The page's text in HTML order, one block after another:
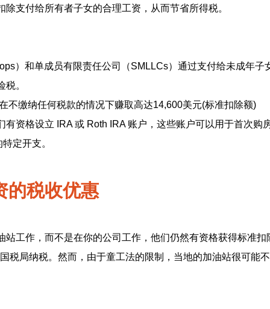
除支付给所有者子女的合理工资，从而节省所得税。
）和单成员有限责任公司（SMLLCs）通过支付给未成年子
。
不缴纳任何税款的情况下赚取高达14,600美元(标准扣除额)
有资格设立 IRA 或 Roth IRA 账户，这些账户可以用于首次购
定开支。
的税收优惠
站工作，而不是在你的公司工作，他们仍然有资格获得标准扣
税局纳税。然而，由于童工法的限制，当地的加油站很可能